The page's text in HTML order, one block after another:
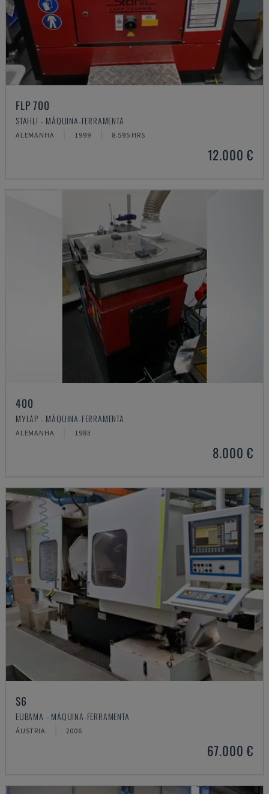
FLP 700
STAHLI - MÁQUINA-FERRAMENTA
ALEMANHA 1999 8.595 HRS
12.000 €
400
MYLÄP - MÁQUINA-FERRAMENTA
ALEMANHA 1983
8.000 €
S6
EUBAMA - MÁQUINA-FERRAMENTA
ÁUSTRIA 2006
67.000 €